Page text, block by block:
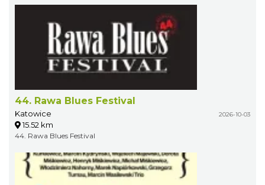
44. Rawa Blues Festival
Katowice 2026-10-03
15.52 km
44. Rawa Blues Festival